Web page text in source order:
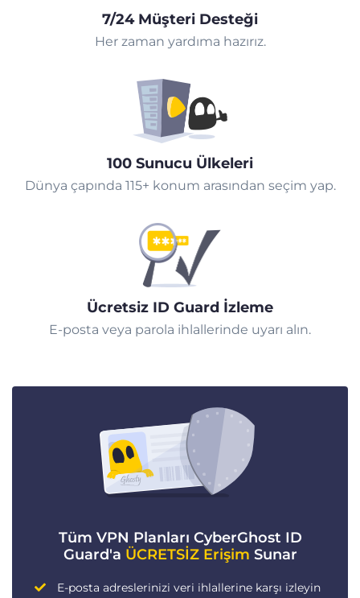
7/24 Müşteri Desteği
Her zaman yardıma hazırız.
100 Sunucu Ülkeleri
Dünya çapında 115+ konum arasından seçim yap.
Ücretsiz ID Guard İzleme
E-posta veya parola ihlallerinde uyarı alın.
Tüm VPN Planları CyberGhost ID
Guard'a ÜCRETSİZ Erişim Sunar
E-posta adreslerinizi veri ihlallerine karşı izleyin